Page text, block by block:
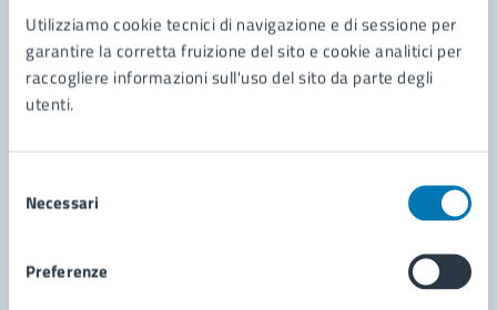
Utilizziamo cookie tecnici di navigazione e di sessione per
garantire la corretta fruizione del sito e cookie analitici per
raccogliere informazioni sull'uso del sito da parte degli
utenti.
delNecessari
Preferenze
Leggi le domande frequenti
Richiedi assistenza
Problemi in città